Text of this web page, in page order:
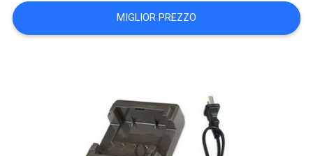
DEL
SITO
MIGLIOR PREZZO